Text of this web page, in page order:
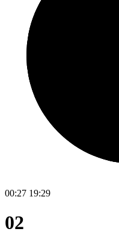
00:27 19:29
02